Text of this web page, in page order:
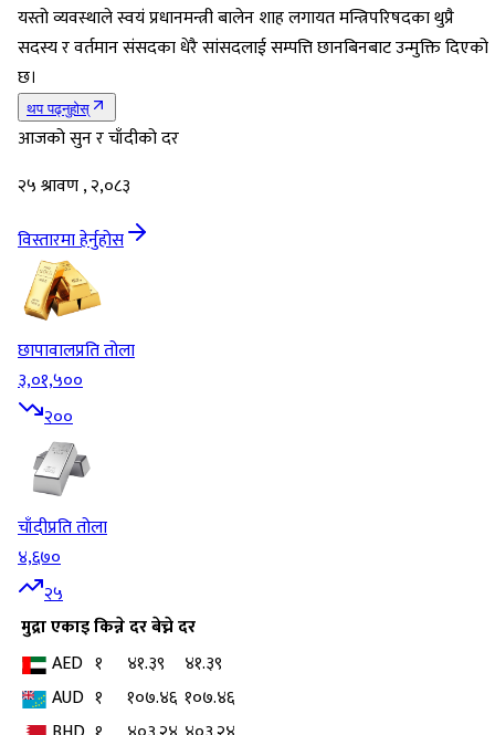
यस्तो व्यवस्थाले स्वयं प्रधानमन्त्री बालेन शाह लगायत मन्त्रिपरिषदका थुप्रै
सदस्य र वर्तमान संसदका धेरै सांसदलाई सम्पत्ति छानबिनबाट उन्मुक्ति दिएको
छ।
थप पढ्नुहोस्
आजको सुन र चाँदीको दर
२५ श्रावण , २,०८३
विस्तारमा हेर्नुहोस
छापावालप्रति तोला
३,०१,५००
२००
चाँदीप्रति तोला
४,६७०
२५
मुद्राएकाइकिन्ने दरबेच्ने दर
AED १ ४१.३९
४१.३९
AUD १ १०७.४६ १०७.४६